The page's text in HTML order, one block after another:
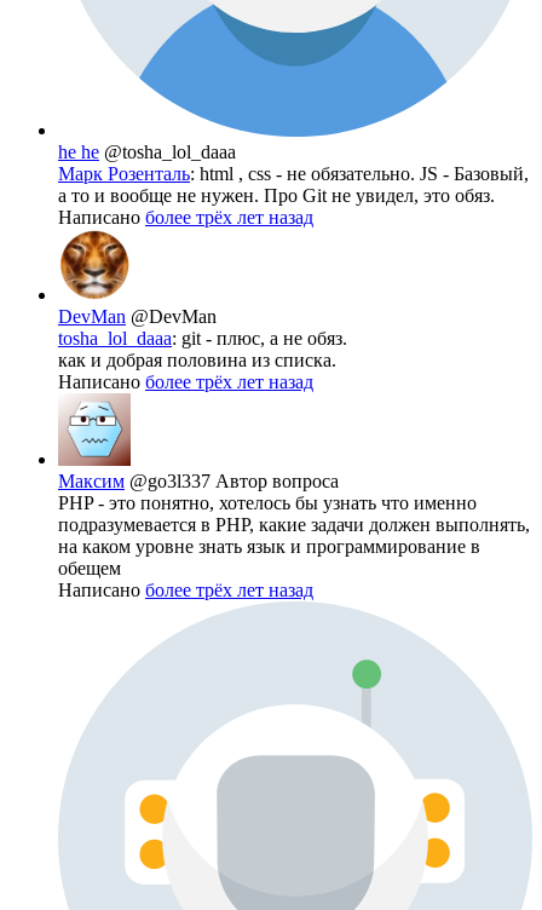
he he @tosha_lol_daaa
Марк Розенталь: html , css - не обязательно. JS - Базовый,
а то и вообще не нужен. Про Git не увидел, это обяз.
Написано более трёх лет назад
DevMan @DevMan
tosha_lol_daaa: git - плюс, а не обяз.
как и добрая половина из списка.
Написано более трёх лет назад
Максим @go3l337 Автор вопроса
PHP - это понятно, хотелось бы узнать что именно
подразумевается в PHP, какие задачи должен выполнять,
на каком уровне знать язык и программирование в
обещем
Написано более трёх лет назад